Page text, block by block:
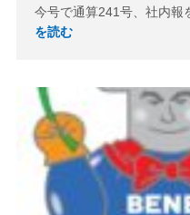
今号で通算241号、社内報
を読む